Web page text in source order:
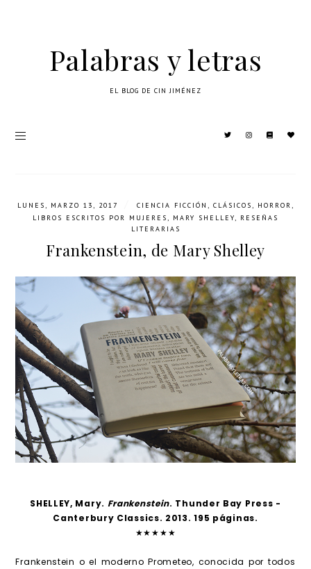
Palabras y letras
EL BLOG DE CIN JIMÉNEZ
LUNES, MARZO 13, 2017 CIENCIA FICCIÓN , CLÁSICOS, HORROR,
LIBROS ESCRITOS POR MUJERES, MARY SHELLEY, RESEÑAS
LITERARIAS
Frankenstein, de Mary Shelley
SHELLEY, Mary. Frankenstein. Thunder Bay Press -
Canterbury Classics. 2013. 195 páginas.
★★★★★
Frankenstein o el moderno Prometeo, conocida por todos